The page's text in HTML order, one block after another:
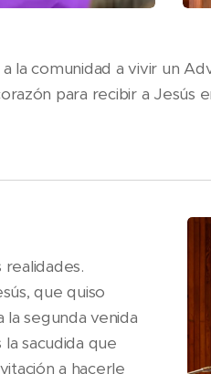
a la comunidad a vivir un
para recibir a Jesús
que quiso
segunda venida
sacudida que
a hacerle